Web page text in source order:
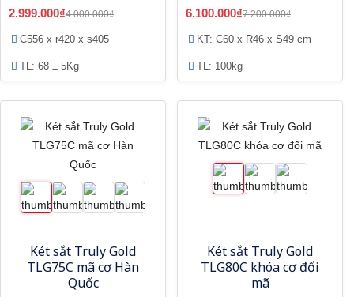
2.999.000₫4.000.000₫
C556 x r420 x s405
TL: 68 ± 5Kg
6.100.000₫7.200.000₫
KT: C60 x R46 x S49 cm
TL: 100kg
Két sắt Truly Gold
TLG75C mã cơ Hàn
Quốc
Két sắt Truly Gold
TLG80C khóa cơ đổi
mã